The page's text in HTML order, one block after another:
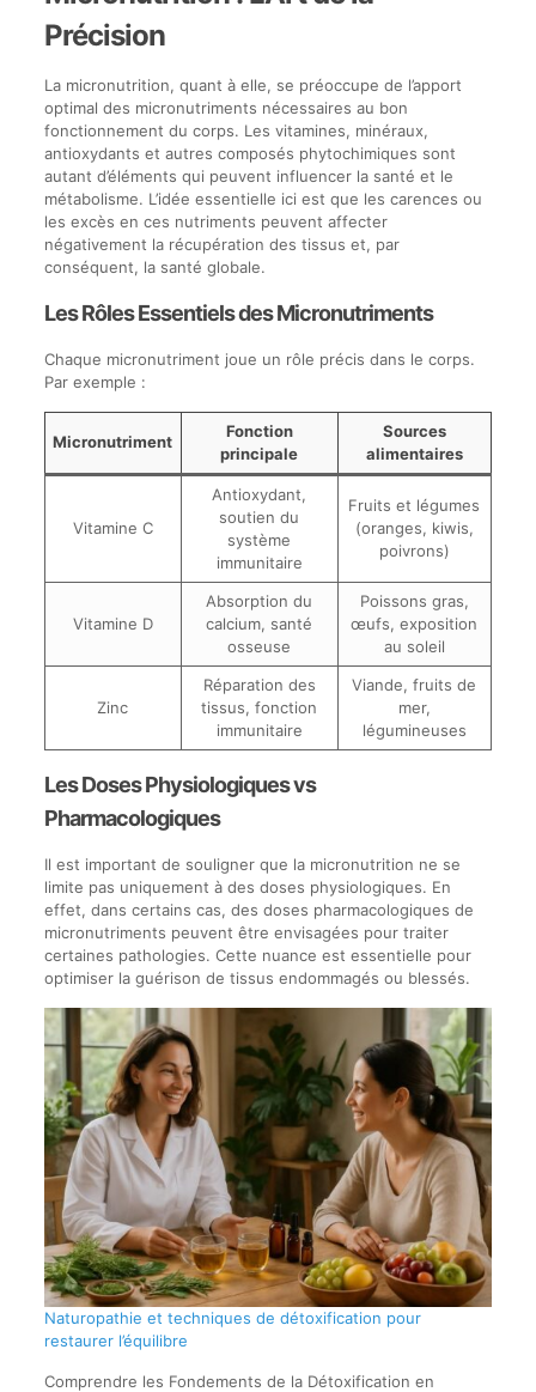
Précision
La micronutrition, quant à elle, se préoccupe de l’apport
optimal des micronutriments nécessaires au bon
fonctionnement du corps. Les vitamines, minéraux,
antioxydants et autres composés phytochimiques sont
autant d’éléments qui peuvent influencer la santé et le
métabolisme. L’idée essentielle ici est que les carences ou
les excès en ces nutriments peuvent affecter
négativement la récupération des tissus et, par
conséquent, la santé globale.
Les Rôles Essentiels des Micronutriments
Chaque micronutriment joue un rôle précis dans le corps.
Par exemple :
Micronutriment
Fonction
principale
Sources
alimentaires
Vitamine C
Antioxydant,
soutien du
système
immunitaire
Fruits et légumes
(oranges, kiwis,
poivrons)
Vitamine D
Absorption du
calcium, santé
osseuse
Poissons gras,
œufs, exposition
au soleil
Zinc
Réparation des
tissus, fonction
immunitaire
Viande, fruits de
mer,
légumineuses
Les Doses Physiologiques vs
Pharmacologiques
Il est important de souligner que la micronutrition ne se
limite pas uniquement à des doses physiologiques. En
effet, dans certains cas, des doses pharmacologiques de
micronutriments peuvent être envisagées pour traiter
certaines pathologies. Cette nuance est essentielle pour
optimiser la guérison de tissus endommagés ou blessés.
Naturopathie et techniques de détoxification pour
restaurer l’équilibre
Comprendre les Fondements de la Détoxification en